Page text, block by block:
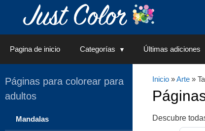
Pagina de inicio Categorías Últimas adiciones
Inicio»Arte»
Descubre
Páginas para colorear para
adultos
Mandalas